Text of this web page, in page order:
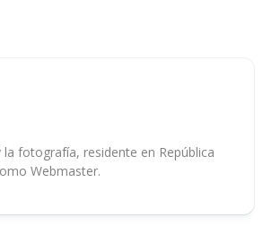
fotografía, residente en República
Webmaster.